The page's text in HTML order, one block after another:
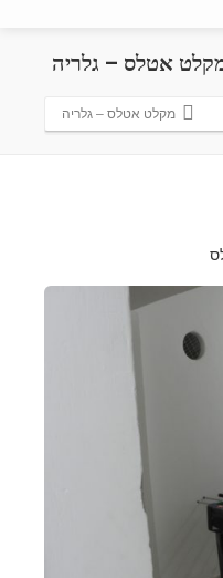
אטלס – גלריה
מקלט אטלס – גלריה